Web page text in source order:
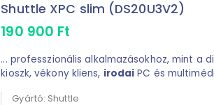
Shuttle XPC slim (DS20U3V2)
190 900 Ft
... professzionális alkalmazásokhoz, mint a digitális feliratok, POS,
kioszk, vékony kliens, irodai PC és
Gyártó: Shuttle